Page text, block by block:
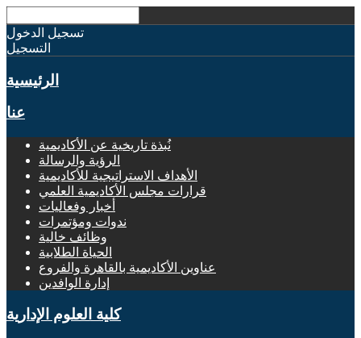
تسجيل الدخول
التسجيل
الرئيسية
عنا
نُبذة تاريخية عن الأكاديمية
الرؤية والرسالة
الأهداف الاستراتيجية للأكاديمية
قرارات مجلس الأكاديمية العلمي
أخبار وفعاليات
ندوات ومؤتمرات
وظائف خالية
الحياة الطلابية
عناوين الأكاديمية بالقاهرة والفروع
إدارة الوافدين
كلية العلوم الإدارية